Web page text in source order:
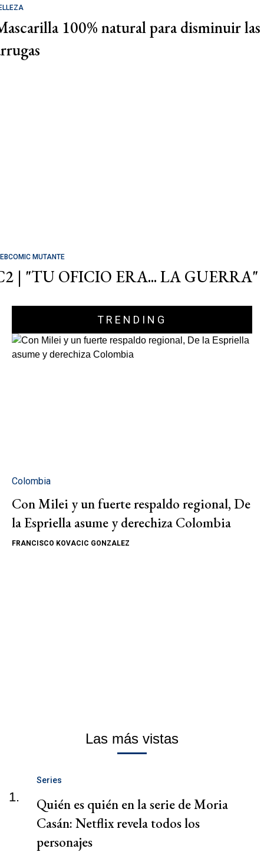
100% natural para disminuir las
MUTANTE
| "TU OFICIO ERA... LA GUERRA"
TRENDING
Colombia
Con Milei y un fuerte respaldo regional, De
la Espriella asume y derechiza Colombia
FRANCISCO KOVACIC GONZALEZ
Las más vistas
1.
Series
Quién es quién en la serie de Moria
Casán: Netflix revela todos los
personajes